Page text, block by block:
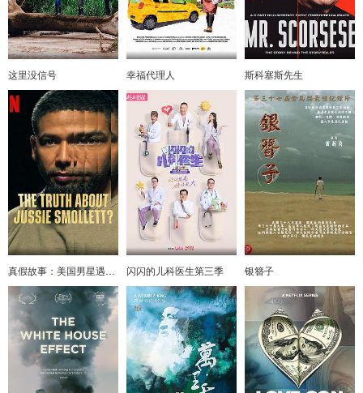
这里没信号 幸福代理人 斯科塞斯先生
真假故事：美国男星遇袭奇案 闪闪的儿科医生第三季 银簪子